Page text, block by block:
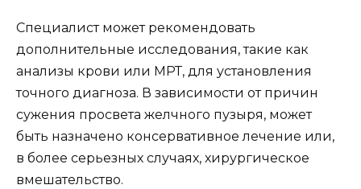
Специалист может рекомендовать
дополнительные исследования, такие как
анализы крови или МРТ, для установления
точного диагноза. В зависимости от причин
сужения просвета желчного пузыря, может
быть назначено консервативное лечение или,
в более серьезных случаях, хирургическое
вмешательство.